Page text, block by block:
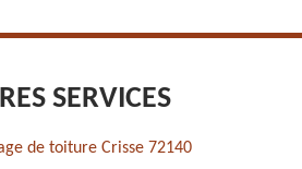
SERVICES
de toiture Crisse 72140